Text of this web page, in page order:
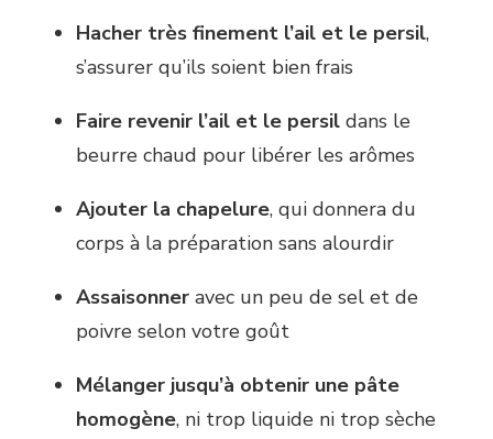
Hacher très finement l’ail et le persil,
s’assurer qu’ils soient bien frais
Faire revenir l’ail et le persil dans le
beurre chaud pour libérer les arômes
Ajouter la chapelure, qui donnera du
corps à la préparation sans alourdir
Assaisonner avec un peu de sel et de
poivre selon votre goût
Mélanger jusqu’à obtenir une pâte
homogène, ni trop liquide ni trop sèche